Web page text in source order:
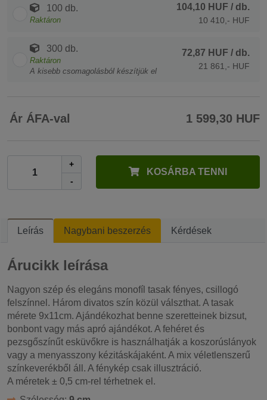
100 db.
Raktáron
104,10 HUF / db.
10 410,- HUF
300 db.
Raktáron
A kisebb csomagolásból készítjük el
72,87 HUF / db.
21 861,- HUF
Ár ÁFA-val 1 599,30 HUF
+
-
KOSÁRBA TENNI
Leírás Nagybani beszerzés Kérdések
Árucikk leírása
Nagyon szép és elegáns monofíl tasak fényes, csillogó
felszínnel. Három divatos szín közül válszthat. A tasak
mérete 9x11cm. Ajándékozhat benne szeretteinek bizsut,
bonbont vagy más apró ajándékot. A fehéret és
pezsgőszínűt esküvőkre is használhatják a koszorúslányok
vagy a menyasszony kézitáskájaként. A mix véletlenszerű
színkeverékből áll. A fénykép csak illusztráció.
A méretek ± 0,5 cm-rel térhetnek el.